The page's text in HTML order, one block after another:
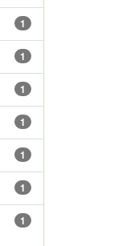
1
1
1
1
1
1
1